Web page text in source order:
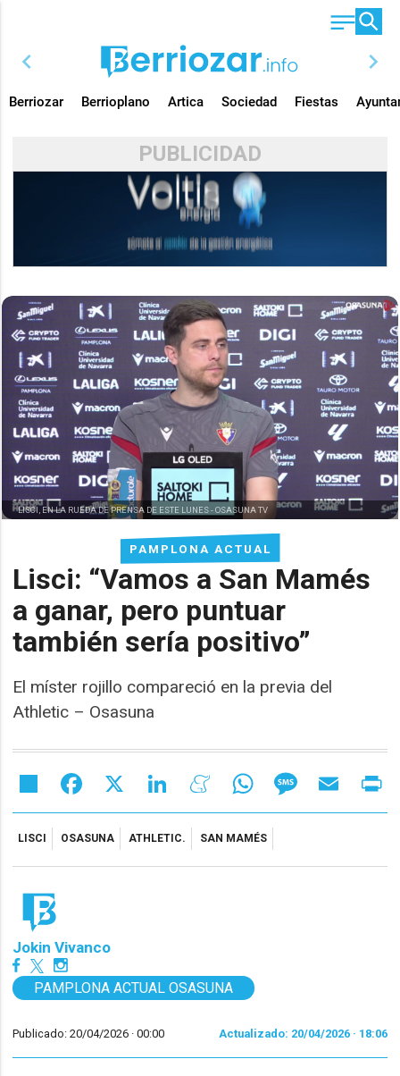
chevron_left chevron_right
Berriozar Berrioplano Artica Sociedad Fiestas
PUBLICIDAD
PAMPLONA ACTUAL
Lisci: “Vamos a San Mamés
a ganar, pero puntuar
también sería positivo”
El míster rojillo compareció en la previa del
Athletic – Osasuna
LISCI, EN LA RUEDA DE PRENSA DE ESTE LUNES -OSASUNA TV
Share Facebook LinkedIn MeneameWhatsAppMessageEmail
LISCI OSASUNA ATHLETIC. SAN MAMÉS
Jokin Vivanco
PAMPLONA ACTUAL OSASUNA
Publicado: 20/04/2026 ·00:00 Actualizado: 20/04/2026 · 18:06